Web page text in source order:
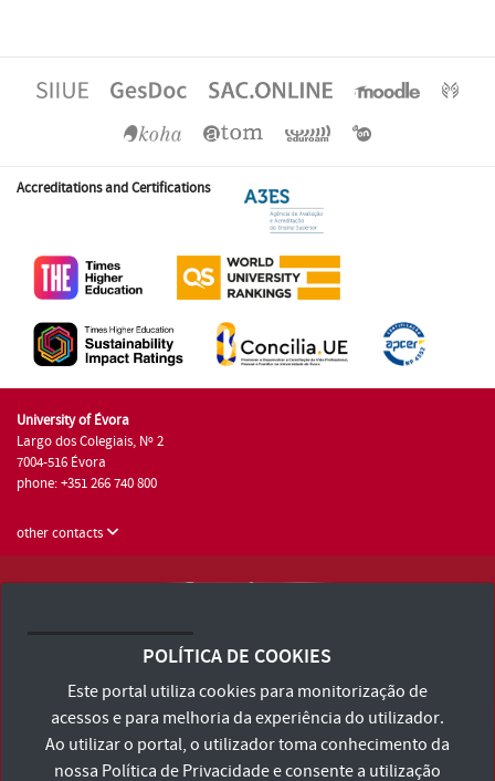
Accreditations and Certifications
University of Évora
Largo dos Colegiais, Nº 2
7004-516 Évora
phone: +351 266 740 800
other contacts
Terms and Conditions and Privacy Policy
Accessibility Statement
POLÍTICA DE COOKIES
Este portal utiliza cookies para monitorização de
acessos e para melhoria da experiência do utilizador.
Ao utilizar o portal, o utilizador toma conhecimento da
nossa Política de Privacidadee consente a utilização